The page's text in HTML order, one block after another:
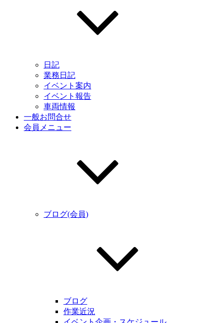
日記
業務日記
イベント案内
イベント報告
車両情報
一般お問合せ
会員メニュー
ブログ(会員)
ブログ
作業近況